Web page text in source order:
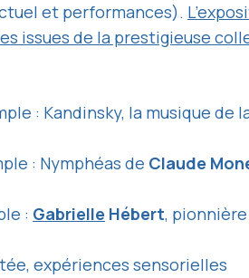
et performances).
issues de la prestigieuse
: Kandinsky, la musique de
: Nymphéas de Claude
: Gabrielle Hébert,
expériences sensorielles